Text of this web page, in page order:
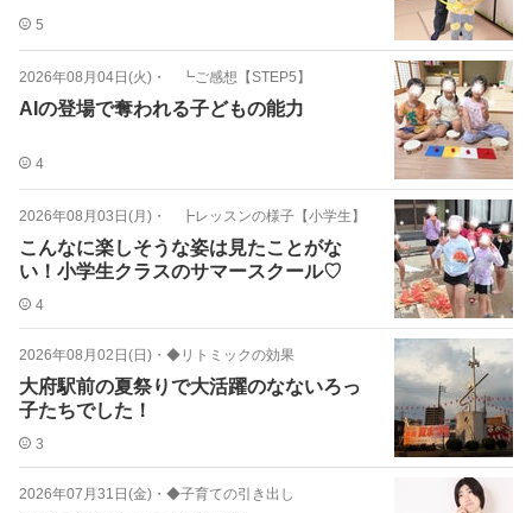
5
2026年08月04日(火) ・ ┗ご感想【STEP5】
AIの登場で奪われる子どもの能力
4
2026年08月03日(月) ・ ┣レッスンの様子【小学生】
こんなに楽しそうな姿は見たことがな
い！小学生クラスのサマースクール♡
4
2026年08月02日(日) ・ ◆リトミックの効果
大府駅前の夏祭りで大活躍のなないろっ
子たちでした！
3
2026年07月31日(金) ・ ◆子育ての引き出し